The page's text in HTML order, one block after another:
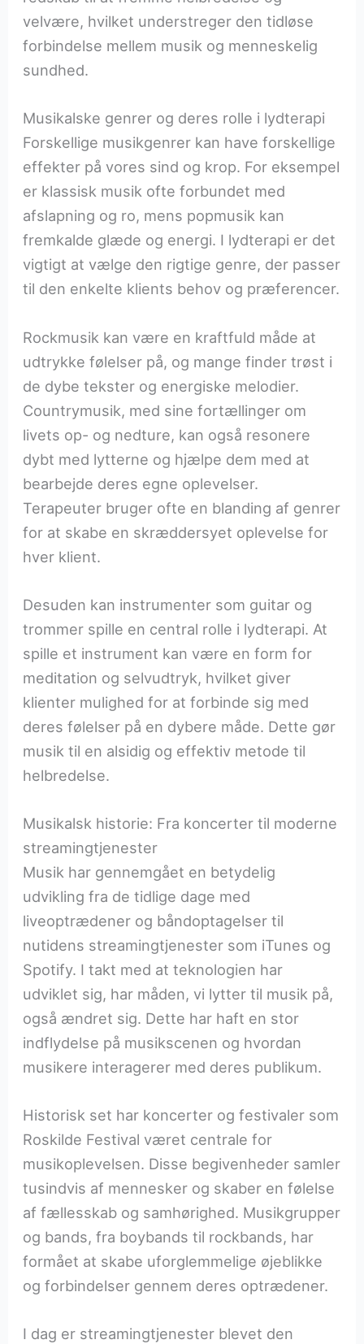
velvære, hvilket understreger den tidløse
forbindelse mellem musik og menneskelig
sundhed.
Musikalske genrer og deres rolle i lydterapi
Forskellige musikgenrer kan have forskellige
effekter på vores sind og krop. For eksempel
er klassisk musik ofte forbundet med
afslapning og ro, mens popmusik kan
fremkalde glæde og energi. I lydterapi er det
vigtigt at vælge den rigtige genre, der passer
til den enkelte klients behov og præferencer.
Rockmusik kan være en kraftfuld måde at
udtrykke følelser på, og mange finder trøst i
de dybe tekster og energiske melodier.
Countrymusik, med sine fortællinger om
livets op- og nedture, kan også resonere
dybt med lytterne og hjælpe dem med at
bearbejde deres egne oplevelser.
Terapeuter bruger ofte en blanding af genrer
for at skabe en skræddersyet oplevelse for
hver klient.
Desuden kan instrumenter som guitar og
trommer spille en central rolle i lydterapi. At
spille et instrument kan være en form for
meditation og selvudtryk, hvilket giver
klienter mulighed for at forbinde sig med
deres følelser på en dybere måde. Dette gør
musik til en alsidig og effektiv metode til
helbredelse.
Musikalsk historie: Fra koncerter til moderne
streamingtjenester
Musik har gennemgået en betydelig
udvikling fra de tidlige dage med
liveoptrædener og båndoptagelser til
nutidens streamingtjenester som iTunes og
Spotify. I takt med at teknologien har
udviklet sig, har måden, vi lytter til musik på,
også ændret sig. Dette har haft en stor
indflydelse på musikscenen og hvordan
musikere interagerer med deres publikum.
Historisk set har koncerter og festivaler som
Roskilde Festival været centrale for
musikoplevelsen. Disse begivenheder samler
tusindvis af mennesker og skaber en følelse
af fællesskab og samhørighed. Musikgrupper
og bands, fra boybands til rockbands, har
formået at skabe uforglemmelige øjeblikke
og forbindelser gennem deres optrædener.
I dag er streamingtjenester blevet den